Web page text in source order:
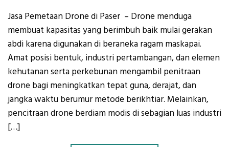
Jasa Pemetaan Drone di Paser – Drone menduga
membuat kapasitas yang berimbuh baik mulai gerakan
abdi karena digunakan di beraneka ragam maskapai.
Amat posisi bentuk, industri pertambangan, dan elemen
kehutanan serta perkebunan mengambil penitraan
drone bagi meningkatkan tepat guna, derajat, dan
jangka waktu berumur metode berikhtiar. Melainkan,
pencitraan drone berdiam modis di sebagian luas industri
[…]